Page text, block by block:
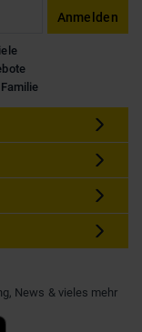
Anmelden
News & vieles mehr